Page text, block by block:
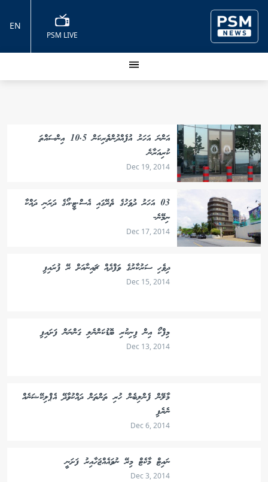
PSM LIVE
EN
އަންނަ އަހަރު އުފެއްދުންތެރިކަން 10.5 އިންސައްތަ
ކުރިއަރާނެ
Dec 19, 2014
03 އަހަރު ދުވަހުގެ ތެރޭގައި އެސް.ޓީ.އޯގެ ދަރަނި ދައްކާ
ނިމޭނެ-
Dec 17, 2014
ދިވެހި ސަރުކާރުގެ ވަފްދެއް ޗައިނާއަށް ރޭ ފުރައިފި
Dec 15, 2014
މިފްކޯ އިން ފިނިކުރި ބޮޑުކަންނެލި ގަންނަން ފަށައިފި
Dec 13, 2014
މާލޭން ފެންލިބެން ހުރި ތަންތަން ދައްކުވާދޭ އެޕްލިކޭޝަނެއް
ނެރެފި
Dec 6, 2014
ނައިޓް މާކެޓް މިރޭ ނުވައެއްޖަހާއިރު ފަށަނީ
Dec 3, 2014